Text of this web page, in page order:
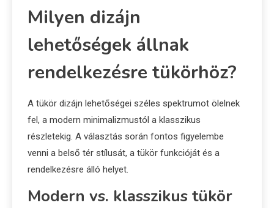
Milyen dizájn
lehetőségek állnak
rendelkezésre tükörhöz?
A tükör dizájn lehetőségei széles spektrumot ölelnek
fel, a modern minimalizmustól a klasszikus
részletekig. A választás során fontos figyelembe
venni a belső tér stílusát, a tükör funkcióját és a
rendelkezésre álló helyet.
Modern vs. klasszikus tükör